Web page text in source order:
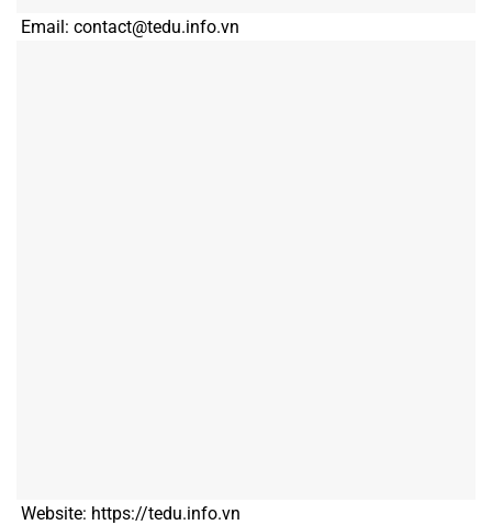
Email: contact@tedu.info.vn
Website: https://tedu.info.vn